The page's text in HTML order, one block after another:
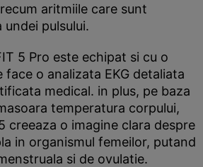
aritmiile care sunt
pulsului.
5 Pro este echipat si cu o
o analizata EKG detaliata
medical. in plus, pe baza
temperatura corpului,
creeaza o imagine clara despre
in organismul femeilor, putand
si de ovulatie.